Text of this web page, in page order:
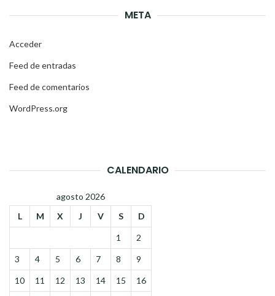
META
Acceder
Feed de entradas
Feed de comentarios
WordPress.org
CALENDARIO
agosto 2026
L
M X J V S D
1 2
3 4 5 6 7 8 9
10 11 12 13 14 15 16